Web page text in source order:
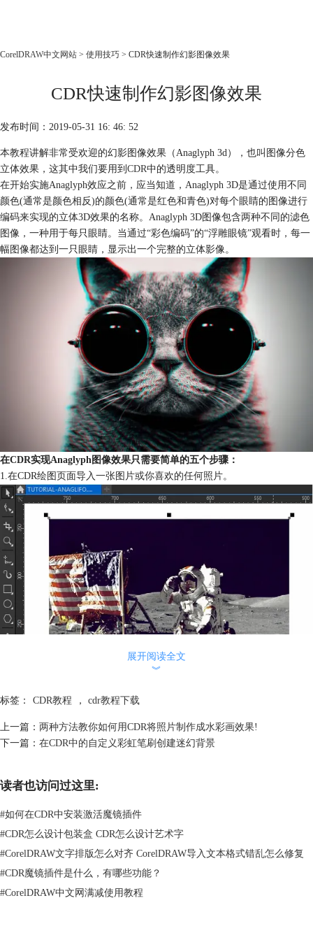
老用户福利
下载
购买
CorelDRAW中文网站 > 使用技巧 > CDR快速制作幻影图像效果
CDR快速制作幻影图像效果
发布时间：2019-05-31 16: 46: 52
本教程讲解非常受欢迎的幻影图像效果（Anaglyph 3d），也叫图像分色
立体效果，这其中我们要用到CDR中的透明度工具。
在开始实施Anaglyph效应之前，应当知道，Anaglyph 3D是通过使用不同
颜色(通常是颜色相反)的颜色(通常是红色和青色)对每个眼睛的图像进行
编码来实现的立体3D效果的名称。Anaglyph 3D图像包含两种不同的滤色
图像，一种用于每只眼睛。当通过“彩色编码”的“浮雕眼镜”观看时，每一
幅图像都达到一只眼睛，显示出一个完整的立体影像。
在CDR实现Anaglyph图像效果只需要简单的五个步骤：
1.在CDR绘图页面导入一张图片或你喜欢的任何照片。
3.现在选中这个副本图像，单击透明度工具。
展开阅读全文
︾
标签： CDR教程 ， cdr教程下载
上一篇： 两种方法教你如何用CDR将照片制作成水彩画效果!
下一篇： 在CDR中的自定义彩虹笔刷创建迷幻背景
读者也访问过这里:
#如何在CDR中安装激活魔镜插件
#CDR怎么设计包装盒 CDR怎么设计艺术字
#CorelDRAW文字排版怎么对齐 CorelDRAW导入文本格式错乱怎么修复
#CDR魔镜插件是什么，有哪些功能？
#CorelDRAW中文网满减使用教程